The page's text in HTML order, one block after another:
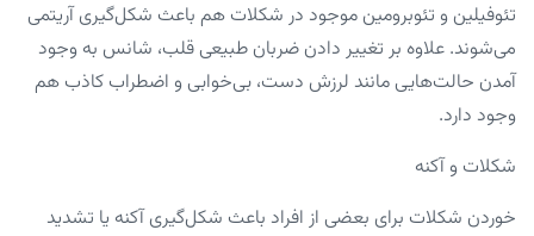
تئوفیلین و تئوبرومین موجود در شکلات هم باعث شکل‌گیری آریتمی
می‌شوند. علاوه بر تغییر دادن ضربان طبیعی قلب، شانس به‌ وجود
آمدن حالت‌هایی مانند لرزش دست، بی‌خوابی و اضطراب کاذب هم
وجود دارد.
شکلات و آکنه
خوردن شکلات برای بعضی از افراد باعث شکل‌گیری آکنه یا تشدید